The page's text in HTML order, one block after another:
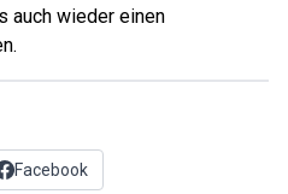
auch wieder einen
Facebook